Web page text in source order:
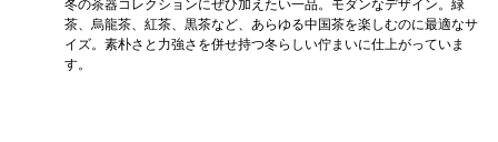
冬の茶器コレクションにぜひ加えたい一品。モダンなデザイン。緑
茶、烏龍茶、紅茶、黒茶など、あらゆる中国茶を楽しむのに最適なサ
イズ。素朴さと力強さを併せ持つ冬らしい佇まいに仕上がっていま
す。